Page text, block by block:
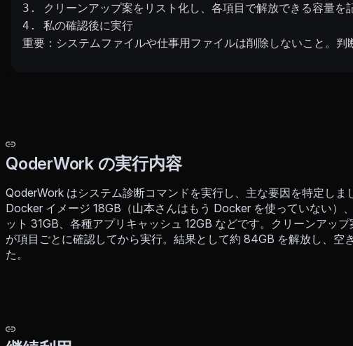
3. クリーンアップ案をリスト化し、各項目で解放できる容量を
4. 私の確認後に実行
重要：システムファイルや仕事用ファイルは削除しないこと。
QoderWork の実行内容
QoderWork はシステム診断コマンドを実行し、主な要因を特定しま
Docker イメージ 18GB（山本さんはもう Docker を使っていない）
ット 31GB、各種アプリキャッシュ 12GB などです。クリーンアッ
が項目ごとに確認してから実行。結果として約 84GB を解放し、空
た。